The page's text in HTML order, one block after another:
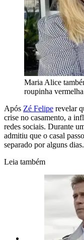
Maria Alice
roupinha vermelha
Após Zé Felipe revelar
crise no casamento, a
redes sociais. Durante
admitiu que o casal
separado por alguns dias.
Leia também